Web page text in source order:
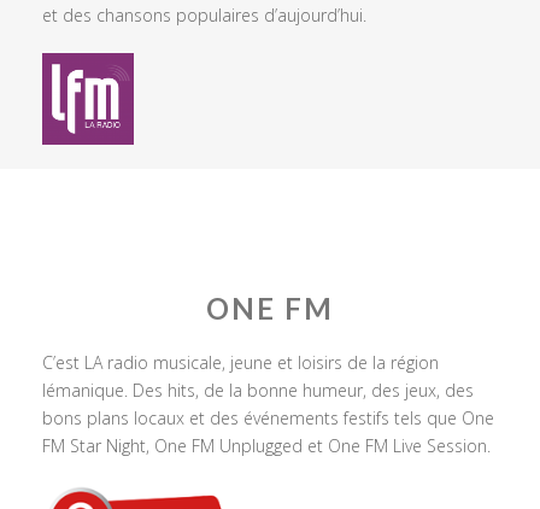
et des chansons populaires d’aujourd’hui.
ONE FM
C’est LA radio musicale, jeune et loisirs de la région
lémanique. Des hits, de la bonne humeur, des jeux, des
bons plans locaux et des événements festifs tels que One
FM Star Night, One FM Unplugged et One FM Live Session.